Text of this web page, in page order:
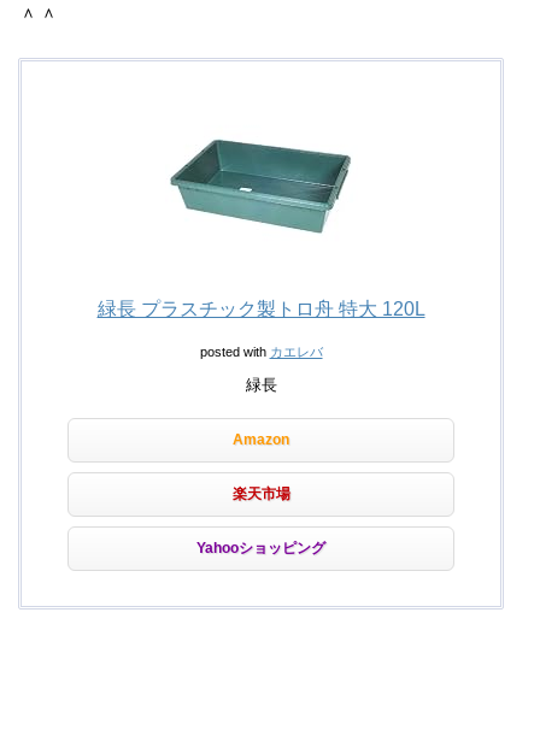
＾＾
緑長 プラスチック製トロ舟 特大 120L
posted with カエレバ
緑長
Amazon
楽天市場
Yahooショッピング